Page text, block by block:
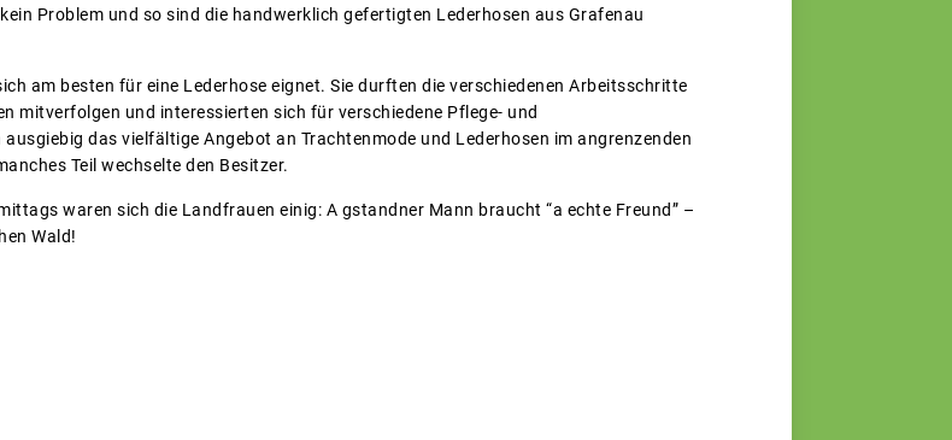
Problem und so sind die handwerklich gefertigten Lederhosen aus Grafenau
am besten für eine Lederhose eignet. Sie durften die verschiedenen Arbeitsschritte
mitverfolgen und interessierten sich für verschiedene Pflege- und
das vielfältige Angebot an Trachtenmode und Lederhosen im angrenzenden
Teil wechselte den Besitzer.
waren sich die Landfrauen einig: A gstandner Mann braucht “a echte Freund” –
Wald!